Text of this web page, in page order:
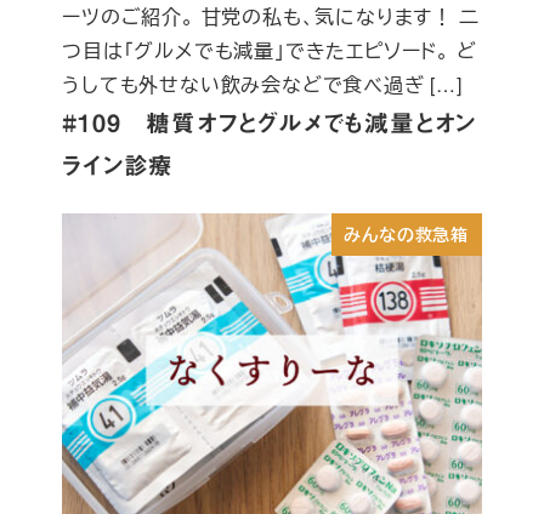
#109 糖質オフとグルメでも減量とオン
ライン診療
ーツのご紹介。 甘党の私も、気になります！ 二
つ目は「グルメでも減量」できたエピソード。 ど
うしても外せない飲み会などで食べ過ぎ […]
みんなの救急箱